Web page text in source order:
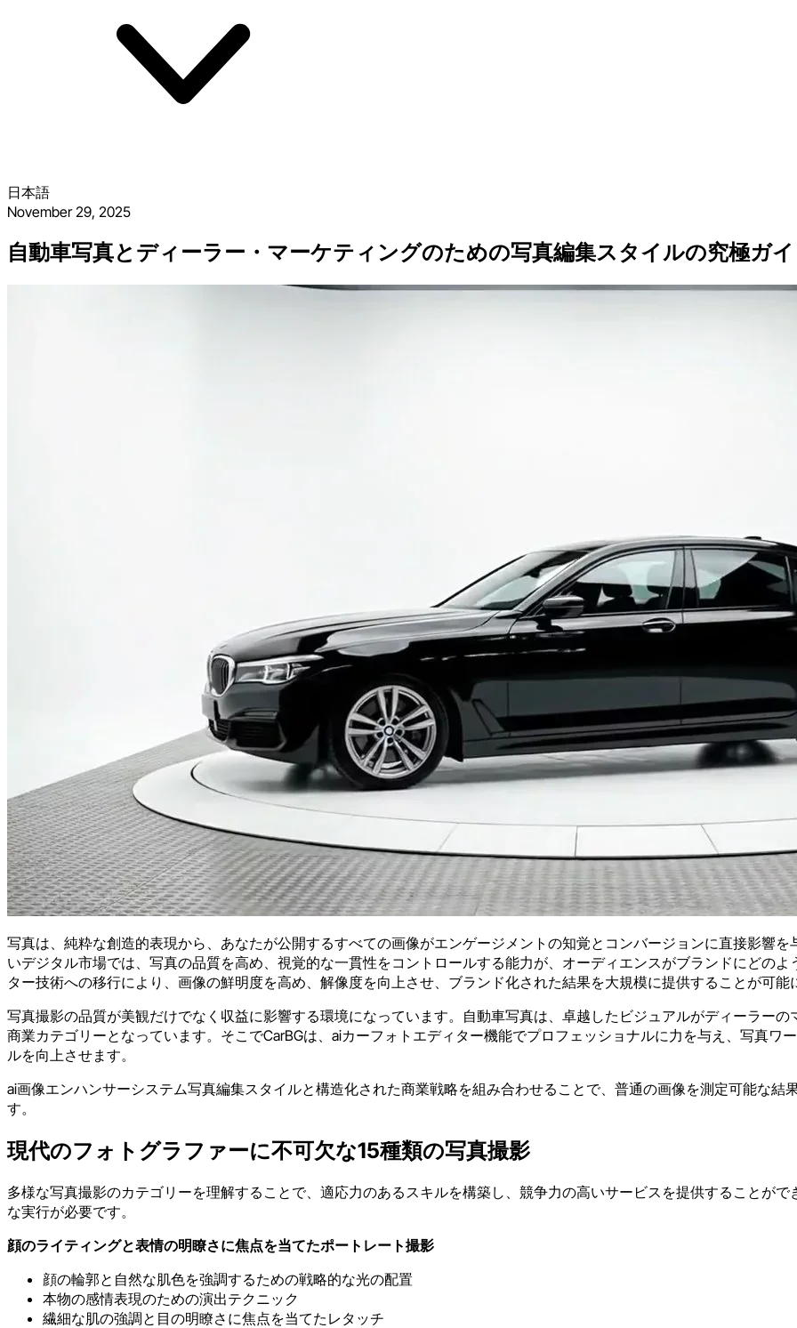
日本語
November 29, 2025
自動車写真とディーラー・マーケティングのための写真編集スタイルの究極ガ
写真は、純粋な創造的表現から、あなたが公開するすべての画像がエンゲージメントの知覚とコンバージョンに直接影響
いデジタル市場では、写真の品質を高め、視覚的な一貫性をコントロールする能力が、オーディエンスがブランドにどの
ター技術への移行により、画像の鮮明度を高め、解像度を向上させ、ブランド化された結果を大規模に提供することが可能
写真撮影の品質が美観だけでなく収益に影響する環境になっています。自動車写真は、卓越したビジュアルがディーラー
商業カテゴリーとなっています。そこでCarBGは、aiカーフォトエディター機能でプロフェッショナルに力を与え、写真ワ
ルを向上させます。
ai画像エンハンサーシステム写真編集スタイルと構造化された商業戦略を組み合わせることで、普通の画像を測定可能な
す。
現代のフォトグラファーに不可欠な15種類の写真撮影
多様な写真撮影のカテゴリーを理解することで、適応力のあるスキルを構築し、競争力の高いサービスを提供することが
な実行が必要です。
顔のライティングと表情の明瞭さに焦点を当てたポートレート撮影
顔の輪郭と自然な肌色を強調するための戦略的な光の配置
本物の感情表現のための演出テクニック
繊細な肌の強調と目の明瞭さに焦点を当てたレタッチ